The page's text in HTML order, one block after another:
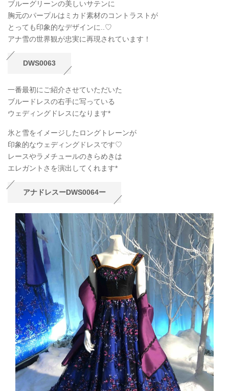
ブルーグリーンの美しいサテンに
胸元のパープルはミカド素材のコントラストが
とっても印象的なデザインに..♡
アナ雪の世界観が忠実に再現されています！
DWS0063
一番最初にご紹介させていただいた
ブルードレスの右手に写っている
ウェディングドレスになります*
氷と雪をイメージしたロングトレーンが
印象的なウェディングドレスです♡
レースやラメチュールのきらめきは
エレガントさを演出してくれます*
アナドレスーDWS0064ー